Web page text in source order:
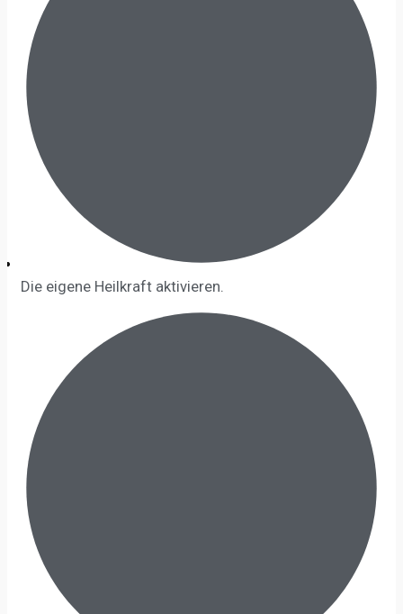
Die eigene Heilkraft aktivieren.